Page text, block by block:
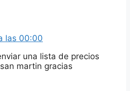
las 00:00
una lista de precios
martin gracias